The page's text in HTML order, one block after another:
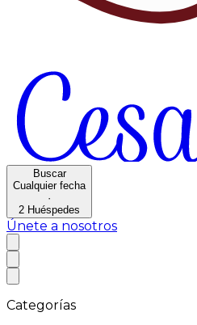
Buscar
Cualquier fecha
·
2 Huéspedes
Únete a nosotros
Categorías